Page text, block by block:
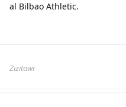
al Bilbao Athletic.
Zizitawi